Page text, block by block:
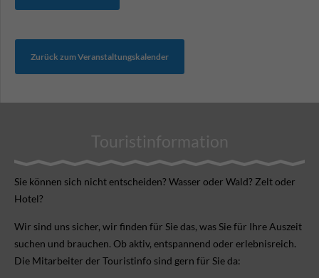
Zurück zum Veranstaltungskalender
Touristinformation
Sie können sich nicht ent­scheiden? Wasser oder Wald? Zelt oder
Hotel?
Wir sind uns sicher, wir finden für Sie das, was Sie für Ihre Aus­zeit
suchen und brauchen. Ob aktiv, ent­spannend oder erlebnis­reich.
Die Mitarbeiter der Touristinfo sind gern für Sie da: